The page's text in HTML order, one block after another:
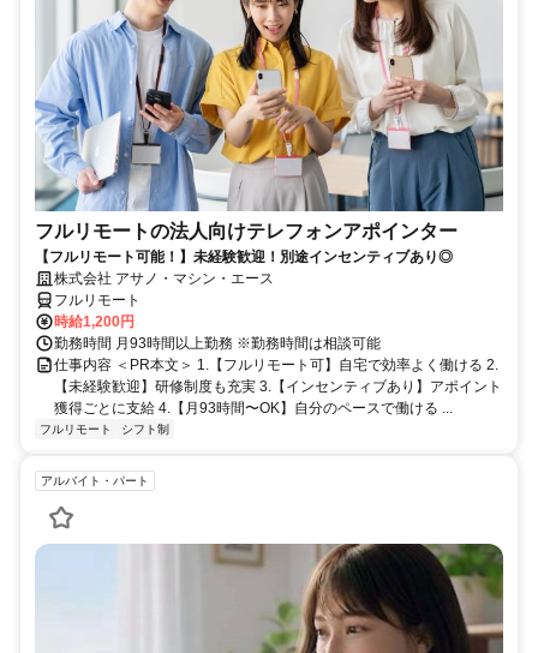
フルリモートの法人向けテレフォンアポインター
【フルリモート可能！】未経験歓迎！別途インセンティブあり◎
株式会社 アサノ・マシン・エース
フルリモート
時給1,200円
勤務時間 月93時間以上勤務 ※勤務時間は相談可能
仕事内容 ＜PR本文＞ 1.【フルリモート可】自宅で効率よく働ける 2.
【未経験歓迎】研修制度も充実 3.【インセンティブあり】アポイント
獲得ごとに支給 4.【月93時間〜OK】自分のペースで働ける ...
フルリモート シフト制
アルバイト・パート